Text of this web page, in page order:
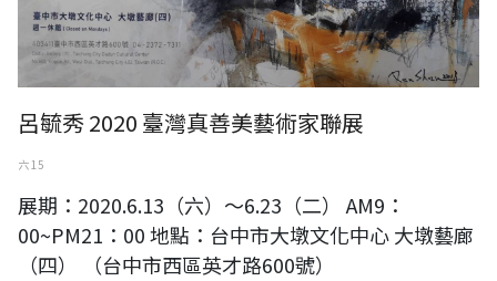
呂毓秀 2020 臺灣真善美藝術家聯展
六 15
展期：2020.6.13（六）～6.23（二） AM9：
00~PM21：00 地點：台中市大墩文化中心 大墩藝廊
（四） （台中市西區英才路600號）